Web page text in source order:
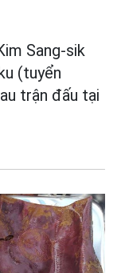
Sang-sik
(tuyển
trận đấu tại